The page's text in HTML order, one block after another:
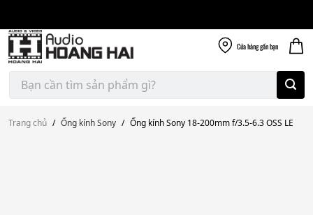
content
Cửa hànggần bạn
Tìm
kiếm:
Trang chủ / Ống kính Sony / Ống kính Sony 18-200mm f/3.5-6.3 OSS LE